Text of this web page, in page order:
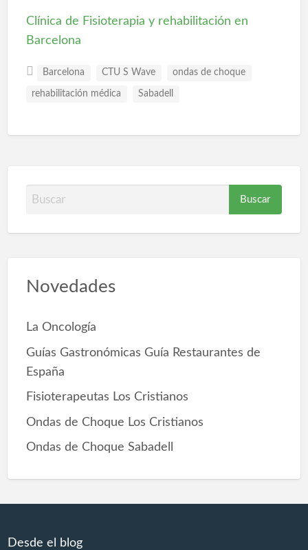
Clínica de Fisioterapia y rehabilitación en
Barcelona
Barcelona CTU S Wave ondas de choque
rehabilitación médica Sabadell
B
s
r
o
Novedades
La Oncología
Guías Gastronómicas Guía Restaurantes de
España
Fisioterapeutas Los Cristianos
Ondas de Choque Los Cristianos
Ondas de Choque Sabadell
Desde el blog